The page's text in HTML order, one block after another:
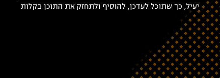
יעיל, כך שתוכל לעדכן, להוסיף ולתחזק את התוכן בקלות